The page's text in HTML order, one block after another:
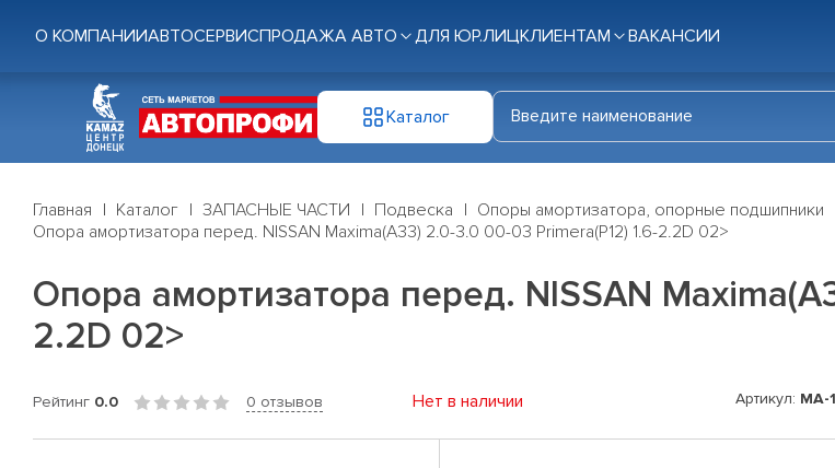
О КОМПАНИИАВТОСЕРВИСПРОДАЖА АВТО ДЛЯ ЮР.ЛИЦКЛИЕНТАМ ВАКАНСИИ
Каталог
Главная Каталог ЗАПАСНЫЕ ЧАСТИ Подвеска
Опоры амортизатора, опорные подшипники
Опора амортизатора перед. NISSAN Maxima(A33) 2.0-3.0 00-03 Primera(P12) 1.6-2.2D 02>
Опора амортизатора перед. NISSAN
2.2D 02>
Рейтинг 0.0 0 отзывов Нет в наличии Артикул: MA-